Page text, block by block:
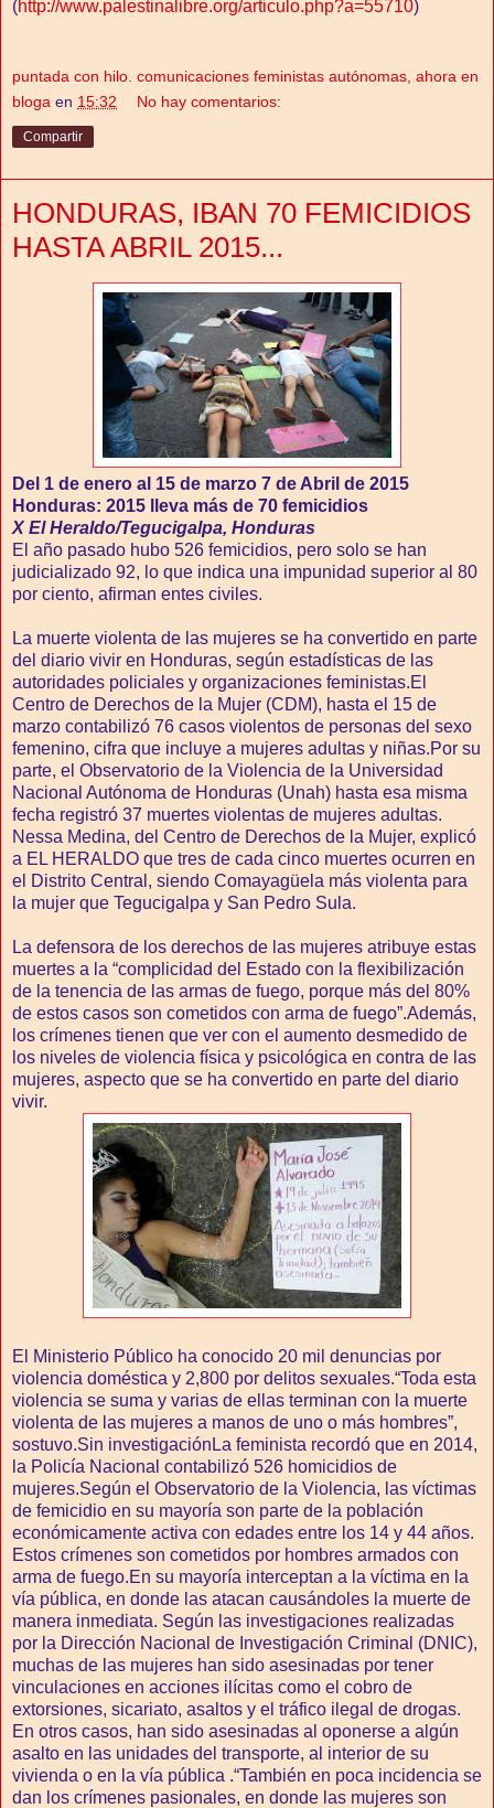
(http://www.palestinalibre.org/articulo.php?a=55710)
puntada con hilo. comunicaciones feministas autónomas, ahora en
bloga en 15:32 No hay comentarios:
Compartir
HONDURAS, IBAN 70 FEMICIDIOS
HASTA ABRIL 2015...
Del 1 de enero al 15 de marzo 7 de Abril de 2015
Honduras: 2015 lleva más de 70 femicidios
X El Heraldo/Tegucigalpa, Honduras
El año pasado hubo 526 femicidios, pero solo se han
judicializado 92, lo que indica una impunidad superior al 80
por ciento, afirman entes civiles.
La muerte violenta de las mujeres se ha convertido en parte
del diario vivir en Honduras, según estadísticas de las
autoridades policiales y organizaciones feministas.El
Centro de Derechos de la Mujer (CDM), hasta el 15 de
marzo contabilizó 76 casos violentos de personas del sexo
femenino, cifra que incluye a mujeres adultas y niñas.Por su
parte, el Observatorio de la Violencia de la Universidad
Nacional Autónoma de Honduras (Unah) hasta esa misma
fecha registró 37 muertes violentas de mujeres adultas.
Nessa Medina, del Centro de Derechos de la Mujer, explicó
a EL HERALDO que tres de cada cinco muertes ocurren en
el Distrito Central, siendo Comayagüela más violenta para
la mujer que Tegucigalpa y San Pedro Sula.
La defensora de los derechos de las mujeres atribuye estas
muertes a la “complicidad del Estado con la flexibilización
de la tenencia de las armas de fuego, porque más del 80%
de estos casos son cometidos con arma de fuego”.Además,
los crímenes tienen que ver con el aumento desmedido de
los niveles de violencia física y psicológica en contra de las
mujeres, aspecto que se ha convertido en parte del diario
vivir.
El Ministerio Público ha conocido 20 mil denuncias por
violencia doméstica y 2,800 por delitos sexuales.“Toda esta
violencia se suma y varias de ellas terminan con la muerte
violenta de las mujeres a manos de uno o más hombres”,
sostuvo.Sin investigaciónLa feminista recordó que en 2014,
la Policía Nacional contabilizó 526 homicidios de
mujeres.Según el Observatorio de la Violencia, las víctimas
de femicidio en su mayoría son parte de la población
económicamente activa con edades entre los 14 y 44 años.
Estos crímenes son cometidos por hombres armados con
arma de fuego.En su mayoría interceptan a la víctima en la
vía pública, en donde las atacan causándoles la muerte de
manera inmediata. Según las investigaciones realizadas
por la Dirección Nacional de Investigación Criminal (DNIC),
muchas de las mujeres han sido asesinadas por tener
vinculaciones en acciones ilícitas como el cobro de
extorsiones, sicariato, asaltos y el tráfico ilegal de drogas.
En otros casos, han sido asesinadas al oponerse a algún
asalto en las unidades del transporte, al interior de su
vivienda o en la vía pública .“También en poca incidencia se
dan los crímenes pasionales, en donde las mujeres son